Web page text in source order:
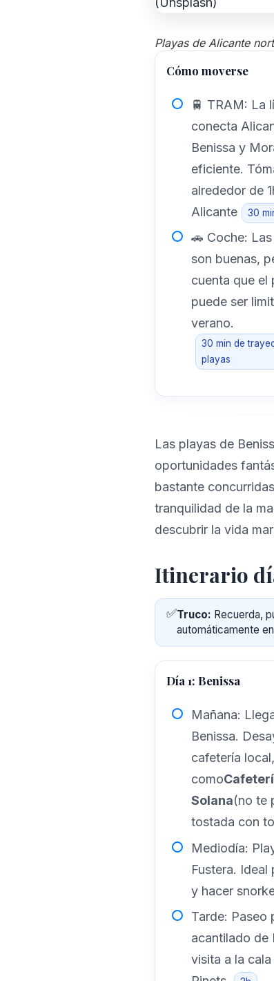
Playas de Alicante
Cómo moverse
🚆 TRAM: La
conecta
Benissa y
eficiente.
alrededor de
Alicante
30
🚗 Coche:
son buenas,
cuenta que el
puede ser
verano.
30 min de
playas
Las playas de
oportunidades
bastante
tranquilidad de la
descubrir la vida
Itinerario
✅Truco: Recuerda,
automáticamente
Día 1: Benissa
Mañana:
Benissa.
cafetería local,
como
Solana(no te
tostada con
Mediodía:
Fustera. Ideal
y hacer
Tarde: Paseo
acantilado de
visita a la cala